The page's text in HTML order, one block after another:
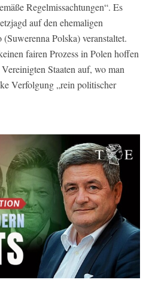
Regelmissachtungen“. Es
auf den ehemaligen
Polska) veranstaltet.
fairen Prozess in Polen hoffen
Staaten auf, wo man
Verfolgung „rein politischer